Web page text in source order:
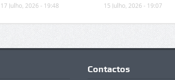
17 Julho, 2026 - 19:48 15 Julho, 2026 - 19:07
Contactos